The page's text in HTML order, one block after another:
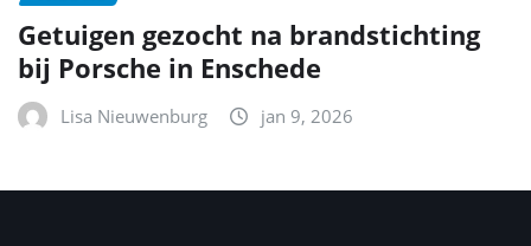
Getuigen gezocht na brandstichting
bij Porsche in Enschede
Lisa Nieuwenburg jan 9, 2026